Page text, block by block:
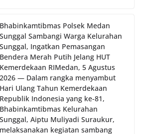
Masyarakat‎Kegiatan sambang Door
ini merupakan salah satu bentuk
program Polri Presisi yang
kehadiran dan kedekatan
dengan masyarakat. Melalui
ini, Bhabinkamtibmas tidak
sebagai penyampai informasi
tetapi juga sebagai mitra
dalam menjaga keamanan lingkungan
sama.‎‎Kehadiran
di tengah-tengah warga
dapat semakin mempererat
Bhabinkamtibmas Polsek Medan
Sunggal Sambangi Warga Kelurahan
Sunggal, Ingatkan Pemasangan
Bendera Merah Putih Jelang HUT
Kemerdekaan RI‎‎Medan, 5 Agustus
2026 — Dalam rangka menyambut
Hari Ulang Tahun Kemerdekaan
Republik Indonesia yang ke-81,
Bhabinkamtibmas Kelurahan
Sunggal, Aiptu Muliyadi Suraukur,
melaksanakan kegiatan sambang